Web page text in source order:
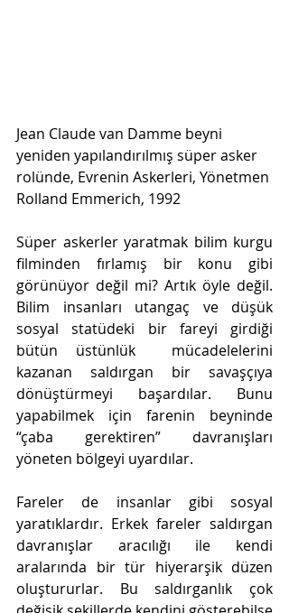
Jean Claude van Damme beyni
yeniden yapılandırılmış süper asker
rolünde, Evrenin Askerleri, Yönetmen
Rolland Emmerich, 1992
Süper askerler yaratmak bilim kurgu
filminden fırlamış bir konu gibi
görünüyor değil mi? Artık öyle değil.
Bilim insanları utangaç ve düşük
sosyal statüdeki bir fareyi girdiği
bütün üstünlük  mücadelelerini
kazanan saldırgan bir savaşçıya
dönüştürmeyi başardılar. Bunu
yapabilmek için farenin beyninde
“çaba gerektiren” davranışları
yöneten bölgeyi uyardılar.
Fareler de insanlar gibi sosyal
yaratıklardır. Erkek fareler saldırgan
davranışlar aracılığı ile kendi
aralarında bir tür hiyerarşik düzen
oluştururlar. Bu saldırganlık çok